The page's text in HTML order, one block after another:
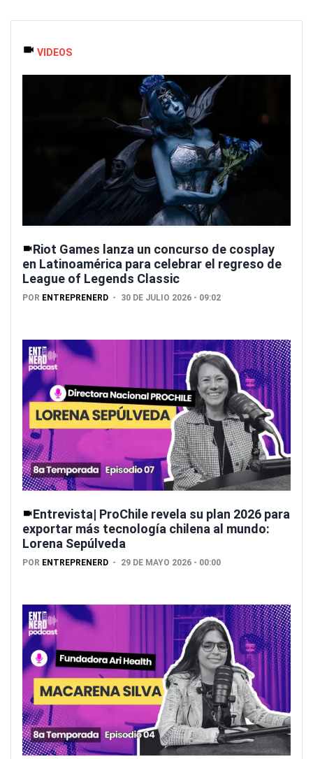
VIDEOS
Riot Games lanza un concurso de cosplay
en Latinoamérica para celebrar el regreso de
League of Legends Classic
POR ENTREPRENERD 30 DE JULIO 2026 - 09:02
Entrevista| ProChile revela su plan 2026 para
exportar más tecnología chilena al mundo:
Lorena Sepúlveda
POR ENTREPRENERD 29 DE MAYO 2026 - 00:00